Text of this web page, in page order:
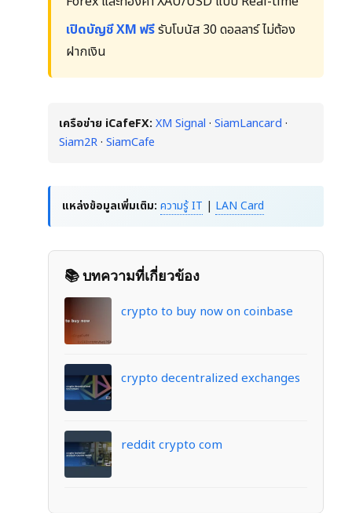
เปิดบัญชี XM ฟรีรับโบนัส 30 ดอลลาร์ ไม่ต้อง
ฝากเงิน
เครือข่าย iCafeFX: XM Signal ·SiamLancard ·
Siam2R·SiamCafe
แหล่งข้อมูลเพิ่มเติม: ความรู้ IT | LAN Card
📚 บทความที่เกี่ยวข้อง
crypto to buy now on coinbase
crypto decentralized exchanges
reddit crypto com